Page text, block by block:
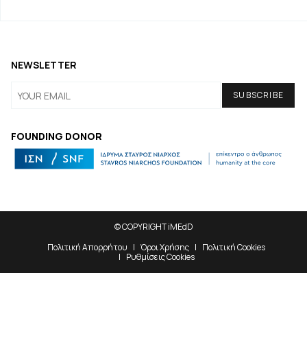
FOUNDING DONOR
NEWSLETTER
© COPYRIGHT iMEdD
Πολιτική Απορρήτου
Όροι Χρήσης
Πολιτική Cookies
Ρυθμίσεις Cookies